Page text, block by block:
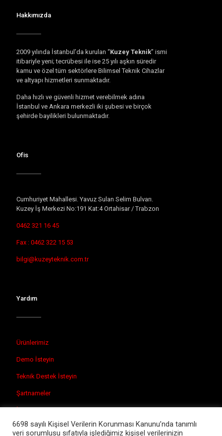
Hakkımızda
2009 yılında İstanbul’da kurulan “Kuzey Teknik” ismi
itibariyle yeni; tecrübesi ile ise 25 yılı aşkın süredir
kamu ve özel tüm sektörlere Bilimsel Teknik Cihazlar
ve altyapı hizmetleri sunmaktadır.
Daha hızlı ve güvenli hizmet verebilmek adına
İstanbul ve Ankara merkezli iki şubesi ve birçok
şehirde bayilikleri bulunmaktadır.
Ofis
Cumhuriyet Mahallesi. Yavuz Sulan Selim Bulvarı.
Kuzey İş Merkezi No:191 Kat:4 Ortahisar / Trabzon
0462 321 16 45
Fax : 0462 322 15 53
bilgi@kuzeyteknik.com.tr
Yardım
Ürünlerimiz
Demo İsteyin
Teknik Destek İsteyin
Şartnameler
İletişim
6698 sayılı Kişisel Verilerin Korunması Kanunu’nda tanımlı
veri sorumlusu sıfatıyla işlediğimiz kişisel verilerinizin